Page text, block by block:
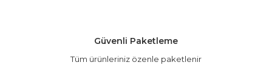
Güvenli Paketleme
Tüm ürünleriniz özenle paketlenir